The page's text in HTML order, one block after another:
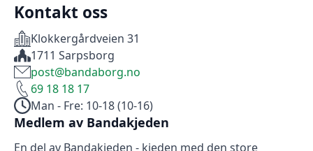
Kontakt oss
Klokkergårdveien 31
1711 Sarpsborg
post@bandaborg.no
69 18 18 17
Man - Fre: 10-18 (10-16)
Medlem av Bandakjeden
En del av Bandakjeden - kjeden med den store